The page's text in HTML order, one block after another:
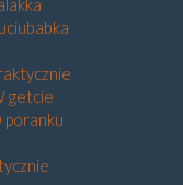
getcie
poranku